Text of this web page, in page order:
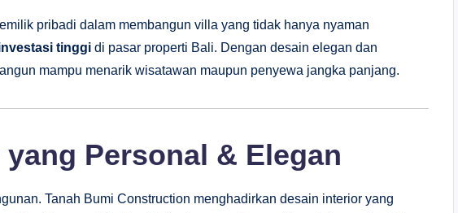
pribadi dalam membangun villa yang tidak hanya nyaman
tinggi di pasar properti Bali. Dengan desain elegan dan
mampu menarik wisatawan maupun penyewa jangka panjang.
Personal & Elegan
Tanah Bumi Construction menghadirkan desain interior yang